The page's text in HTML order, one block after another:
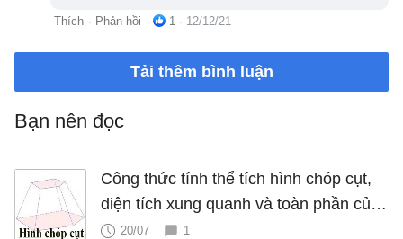
Thích · Phản hồi · 1 · 12/12/21
Tải thêm bình luận
Bạn nên đọc
Công thức tính thể tích hình chóp cụt,
diện tích xung quanh và toàn phần của
hình chóp cụt
20/07 1